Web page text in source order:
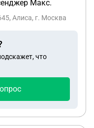
Макс.
Алиса, г. Москва
что